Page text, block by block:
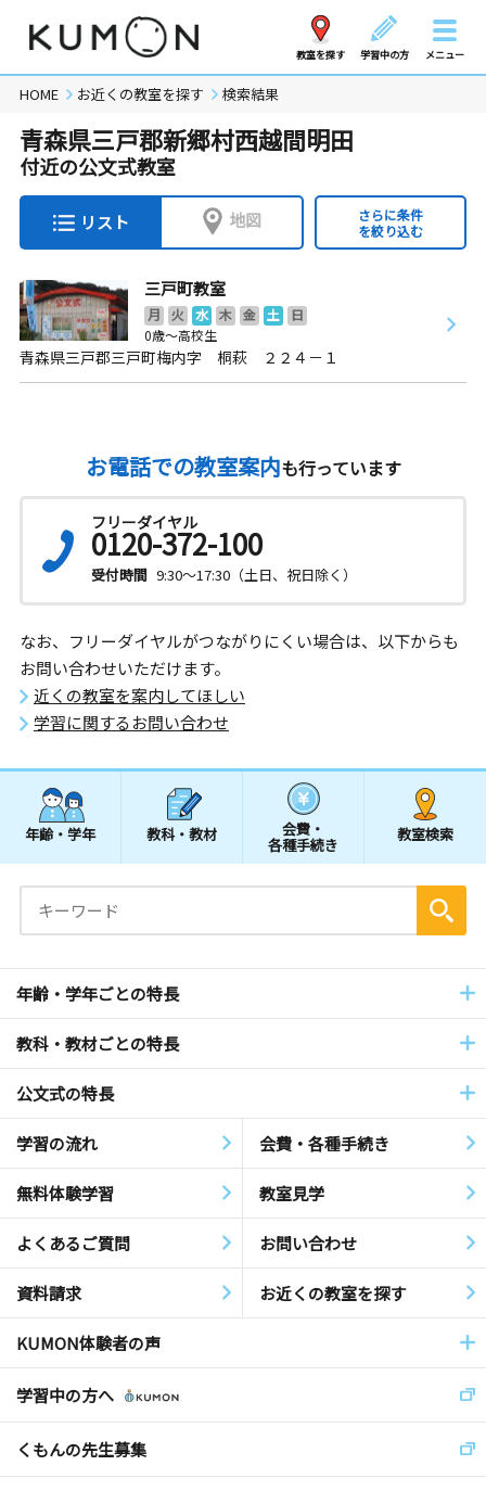
教室を探す 学習中の方 メニュー
HOME お近くの教室を探す 検索結果
青森県三戸郡新郷村西越間明田
付近の公文式教室
リスト 地図
さらに条件
を絞り込む
三戸町教室
月 火 水 木 金 土
日
0歳～高校生
青森県三戸郡三戸町梅内字 桐萩 ２２４－１
お電話での教室案内も行っています
フリーダイヤル
0120-372-100
受付時間 9:30～17:30（土日、祝日除く）
なお、フリーダイヤルがつながりにくい場合は、以下からも
お問い合わせいただけます。
近くの教室を案内してほしい
学習に関するお問い合わせ
年齢・学年 教科・教材 会費・
各種手続き
教室検索
年齢・学年ごとの特長
教科・教材ごとの特長
公文式の特長
学習の流れ 会費・各種手続き
無料体験学習 教室見学
よくあるご質問 お問い合わせ
資料請求 お近くの教室を探す
KUMON体験者の声
学習中の方へ
くもんの先生募集